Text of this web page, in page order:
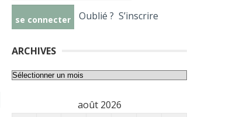
Oublié ? S’inscrire
ARCHIVES
Archives
août 2026